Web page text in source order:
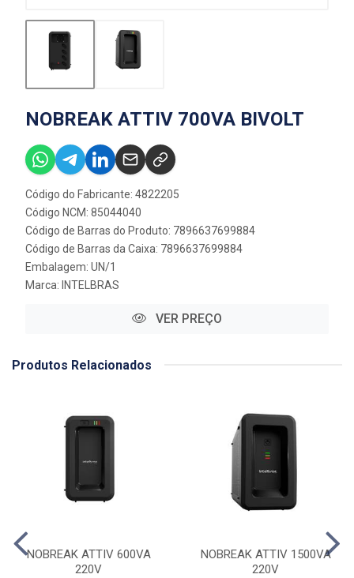
NOBREAK ATTIV 700VA BIVOLT
Código do Fabricante: 4822205
Código NCM: 85044040
Código de Barras do Produto: 7896637699884
Código de Barras da Caixa: 7896637699884
Embalagem: UN/1
Marca: INTELBRAS
VER PREÇO
Produtos Relacionados
NOBREAK ATTIV 600VA
220V
NOBREAK ATTIV 1500VA
220V